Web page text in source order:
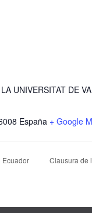
UNIVERSITAT DE
España + Google
Ecuador Clausura de